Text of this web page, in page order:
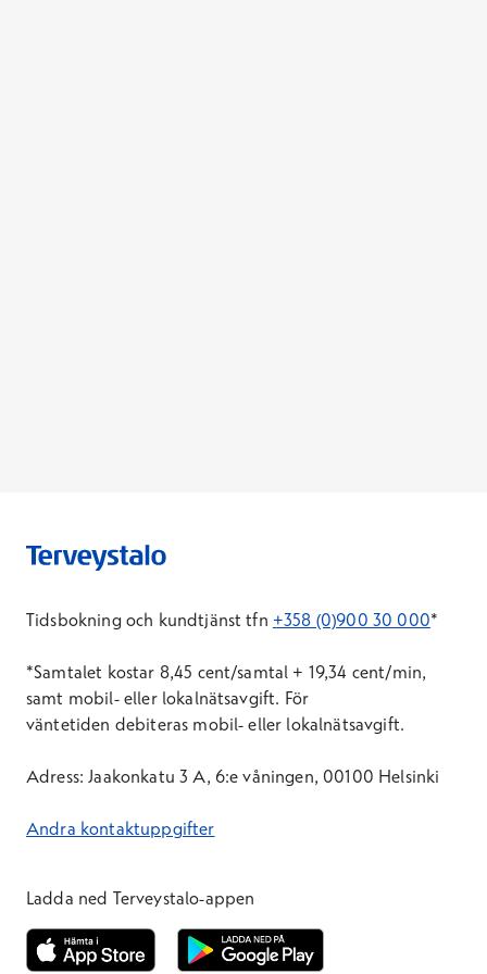
Tidsbokning och kundtjänst tfn +358 (0)900 30 000*
*Samtalet kostar 8,45 cent/samtal + 19,34 cent/min,
samt mobil- eller lokalnätsavgift. För
väntetiden debiteras mobil- eller lokalnätsavgift.
Adress: Jaakonkatu 3 A, 6:e våningen, 00100 Helsinki
Andra kontaktuppgifter
Ladda ned Terveystalo-appen